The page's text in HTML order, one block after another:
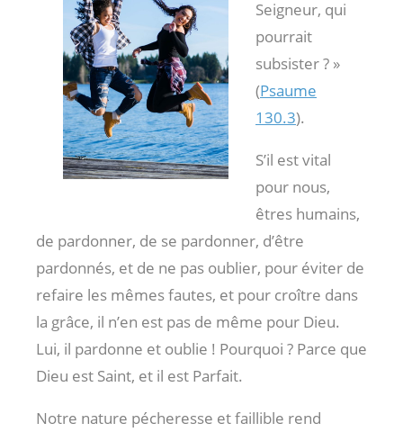
Seigneur, qui
pourrait
subsister ? »
(Psaume
130.3).
S’il est vital
pour nous,
êtres humains,
de pardonner, de se pardonner, d’être
pardonnés, et de ne pas oublier, pour éviter de
refaire les mêmes fautes, et pour croître dans
la grâce, il n’en est pas de même pour Dieu.
Lui, il pardonne et oublie ! Pourquoi ? Parce que
Dieu est Saint, et il est Parfait.
Notre nature pécheresse et faillible rend